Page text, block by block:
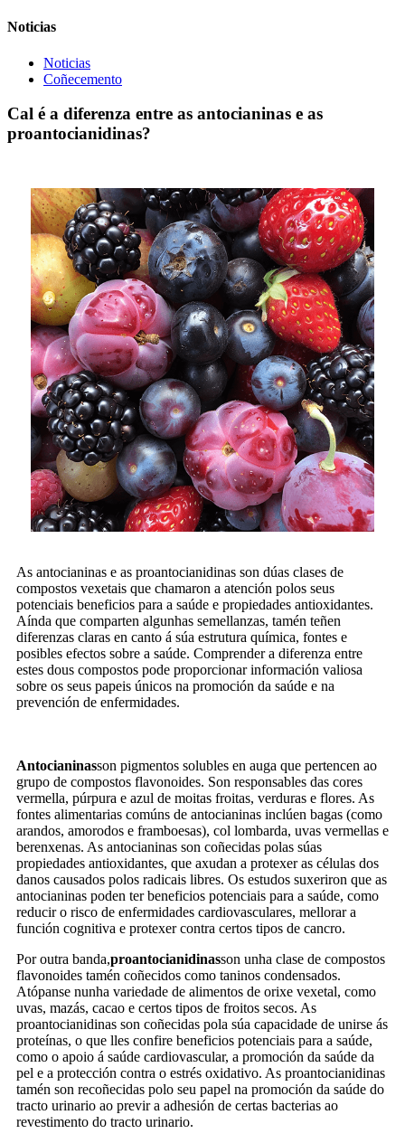
Noticias
Noticias
Coñecemento
Cal é a diferenza entre as antocianinas e as
proantocianidinas?
As antocianinas e as proantocianidinas son dúas clases de
compostos vexetais que chamaron a atención polos seus
potenciais beneficios para a saúde e propiedades antioxidantes.
Aínda que comparten algunhas semellanzas, tamén teñen
diferenzas claras en canto á súa estrutura química, fontes e
posibles efectos sobre a saúde. Comprender a diferenza entre
estes dous compostos pode proporcionar información valiosa
sobre os seus papeis únicos na promoción da saúde e na
prevención de enfermidades.
Antocianinasson pigmentos solubles en auga que pertencen ao
grupo de compostos flavonoides. Son responsables das cores
vermella, púrpura e azul de moitas froitas, verduras e flores. As
fontes alimentarias comúns de antocianinas inclúen bagas (como
arandos, amorodos e framboesas), col lombarda, uvas vermellas e
berenxenas. As antocianinas son coñecidas polas súas
propiedades antioxidantes, que axudan a protexer as células dos
danos causados ​​polos radicais libres. Os estudos suxeriron que as
antocianinas poden ter beneficios potenciais para a saúde, como
reducir o risco de enfermidades cardiovasculares, mellorar a
función cognitiva e protexer contra certos tipos de cancro.
Por outra banda,proantocianidinasson unha clase de compostos
flavonoides tamén coñecidos como taninos condensados.
Atópanse nunha variedade de alimentos de orixe vexetal, como
uvas, mazás, cacao e certos tipos de froitos secos. As
proantocianidinas son coñecidas pola súa capacidade de unirse ás
proteínas, o que lles confire beneficios potenciais para a saúde,
como o apoio á saúde cardiovascular, a promoción da saúde da
pel e a protección contra o estrés oxidativo. As proantocianidinas
tamén son recoñecidas polo seu papel na promoción da saúde do
tracto urinario ao previr a adhesión de certas bacterias ao
revestimento do tracto urinario.